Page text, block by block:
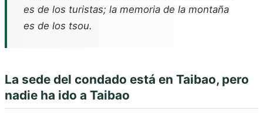
es de los turistas; la memoria de la montaña
es de los tsou.
La sede del condado está en Taibao, pero
nadie ha ido a Taibao